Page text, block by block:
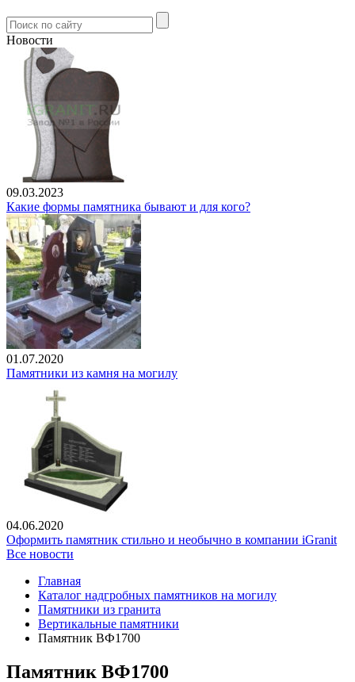
Новости
09.03.2023
Какие формы памятника бывают и для кого?
01.07.2020
Памятники из камня на могилу
04.06.2020
Оформить памятник стильно и необычно в компании iGranit
Все новости
Главная
Каталог надгробных памятников на могилу
Памятники из гранита
Вертикальные памятники
Памятник ВФ1700
Памятник ВФ1700